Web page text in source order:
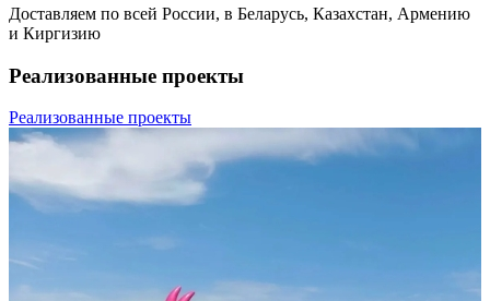
Доставляем по всей России, в Беларусь, Казахстан, Армению
и Киргизию
Реализованные проекты
Реализованные проекты